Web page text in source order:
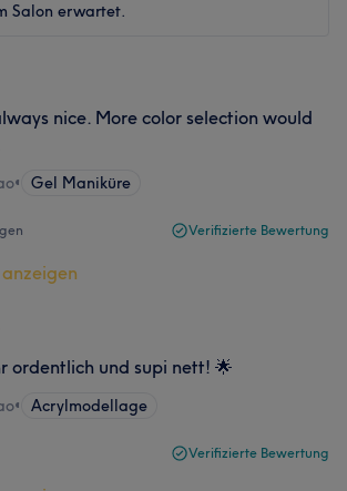
Salon erwartet.
nice. More color selection would
• Gel Maniküre
Verifizierte Bewertung
ordentlich und supi nett! 🌟
• Acrylmodellage
Verifizierte Bewertung